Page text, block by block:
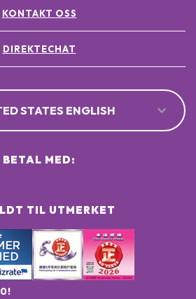
KONTAKT OSS
DIREKTECHAT
STATES ENGLISH
TIL UTMERKET
BETAL MED: